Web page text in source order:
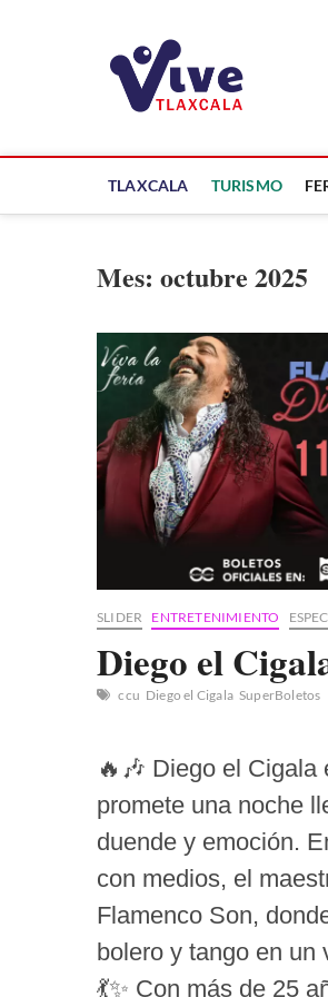
TLAXCALA TURISMO
Mes: octubre 2025
SLIDER ENTRETENIMIENTO
Diego el
ccu Diego el Cigala SuperBoletos
🔥🎶 Diego el Cigala
promete una noche
duende y emoción.
con medios, el
Flamenco Son,
bolero y tango en un
💃✨ Con más de 25